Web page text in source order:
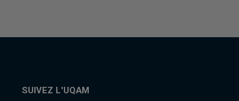
SUIVEZ L'UQAM